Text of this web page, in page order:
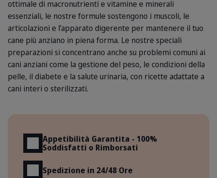
ottimale di macronutrienti e vitamine e minerali
essenziali, le nostre formule sostengono i muscoli, le
articolazioni e l’apparato digerente per mantenere il tuo
cane più anziano in piena forma. Le nostre speciali
preparazioni si concentrano anche su problemi comuni ai
cani anziani come la gestione del peso, le condizioni della
pelle, il diabete e la salute urinaria, con ricette adattate a
cani interi o sterilizzati.
Appetibilità Garantita - 100%
Soddisfatti o Rimborsati
Spedizione in 24/48 Ore